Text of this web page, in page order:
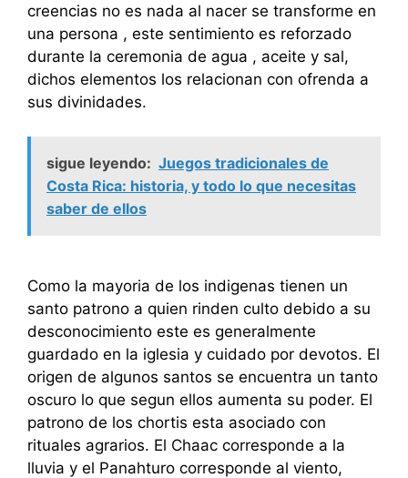
creencias no es nada al nacer se transforme en
una persona , este sentimiento es reforzado
durante la ceremonia de agua , aceite y sal,
dichos elementos los relacionan con ofrenda a
sus divinidades.
sigue leyendo: Juegos tradicionales de
Costa Rica: historia, y todo lo que necesitas
saber de ellos
Como la mayoria de los indigenas tienen un
santo patrono a quien rinden culto debido a su
desconocimiento este es generalmente
guardado en la iglesia y cuidado por devotos. El
origen de algunos santos se encuentra un tanto
oscuro lo que segun ellos aumenta su poder. El
patrono de los chortis esta asociado con
rituales agrarios. El Chaac corresponde a la
lluvia y el Panahturo corresponde al viento,